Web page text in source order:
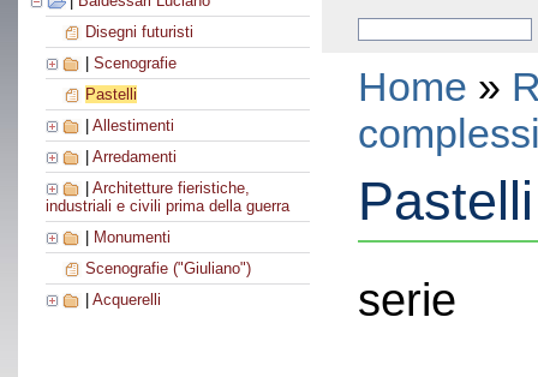
Disegni futuristi
Scenografie
Pastelli
Allestimenti
Arredamenti
Architetture fieristiche,
industriali e civili prima della guerra
Monumenti
Scenografie ("Giuliano")
Acquerelli
Home »
Pastelli
serie